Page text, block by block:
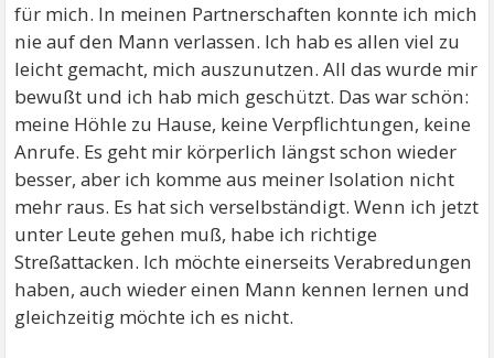
für mich. In meinen Partnerschaften konnte ich mich
nie auf den Mann verlassen. Ich hab es allen viel zu
leicht gemacht, mich auszunutzen. All das wurde mir
bewußt und ich hab mich geschützt. Das war schön:
meine Höhle zu Hause, keine Verpflichtungen, keine
Anrufe. Es geht mir körperlich längst schon wieder
besser, aber ich komme aus meiner Isolation nicht
mehr raus. Es hat sich verselbständigt. Wenn ich jetzt
unter Leute gehen muß, habe ich richtige
Streßattacken. Ich möchte einerseits Verabredungen
haben, auch wieder einen Mann kennen lernen und
gleichzeitig möchte ich es nicht.